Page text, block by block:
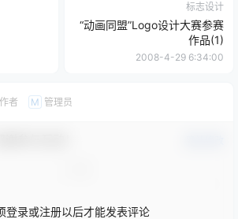
标志设计
“动画同盟”Logo设计大赛参赛
作品(1)
2008-4-29 6:34:00
者 M 管理员
登录或注册以后才能发表评论